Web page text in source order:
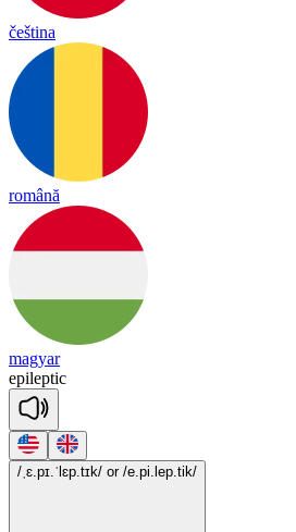
čeština
română
magyar
epileptic
/ˌɛ.pɪ.ˈlɛp.tɪk/ or /e.pi.lep.tik/